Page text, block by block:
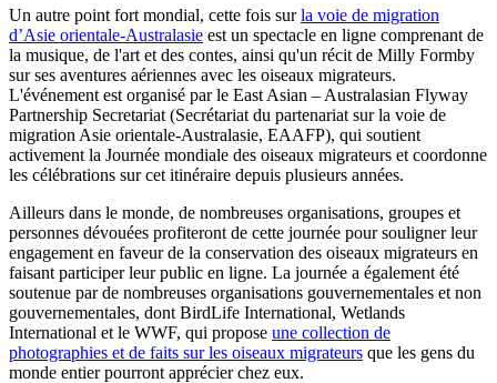
Un autre point fort mondial, cette fois surla voie de migration
d’Asie orientale-Australasie est un spectacle en ligne comprenant de
la musique, de l'art et des contes, ainsi qu'un récit de Milly Formby
sur ses aventures aériennes avec les oiseaux migrateurs.
L'événement est organisé par le East Asian – Australasian Flyway
Partnership Secretariat (Secrétariat du partenariat sur la voie de
migration Asie orientale-Australasie, EAAFP), qui soutient
activement la Journée mondiale des oiseaux migrateurs et coordonne
les célébrations sur cet itinéraire depuis plusieurs années.
Ailleurs dans le monde, de nombreuses organisations, groupes et
personnes dévouées profiteront de cette journée pour souligner leur
engagement en faveur de la conservation des oiseaux migrateurs en
faisant participer leur public en ligne. La journée a également été
soutenue par de nombreuses organisations gouvernementales et non
gouvernementales, dont BirdLife International, Wetlands
International et le WWF, qui propose une collection de
photographies et de faits sur les oiseaux migrateurs que les gens du
monde entier pourront apprécier chez eux.